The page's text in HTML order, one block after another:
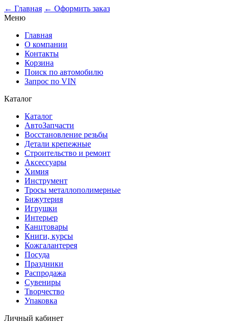
← Главная ← Оформить заказ
Меню
Главная
О компании
Контакты
Корзина
Поиск по автомобилю
Запрос по VIN
Каталог
Каталог
АвтоЗапчасти
Восстановление резьбы
Детали крепежные
Строительство и ремонт
Аксессуары
Химия
Инструмент
Тросы металлополимерные
Бижутерия
Игрушки
Интерьер
Канцтовары
Книги, курсы
Кожгалантерея
Посуда
Праздники
Распродажа
Сувениры
Творчество
Упаковка
Личный кабинет